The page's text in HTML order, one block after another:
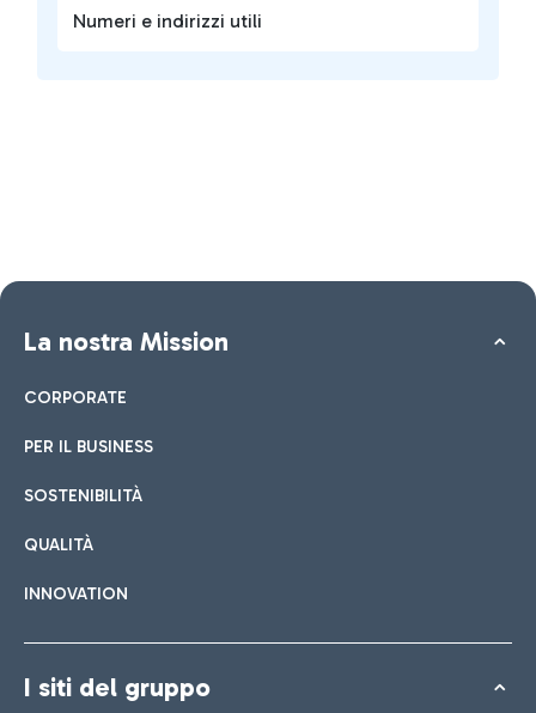
Numeri e indirizzi utili
La nostra Mission
CORPORATE
PER IL BUSINESS
SOSTENIBILITÀ
QUALITÀ
INNOVATION
I siti del gruppo